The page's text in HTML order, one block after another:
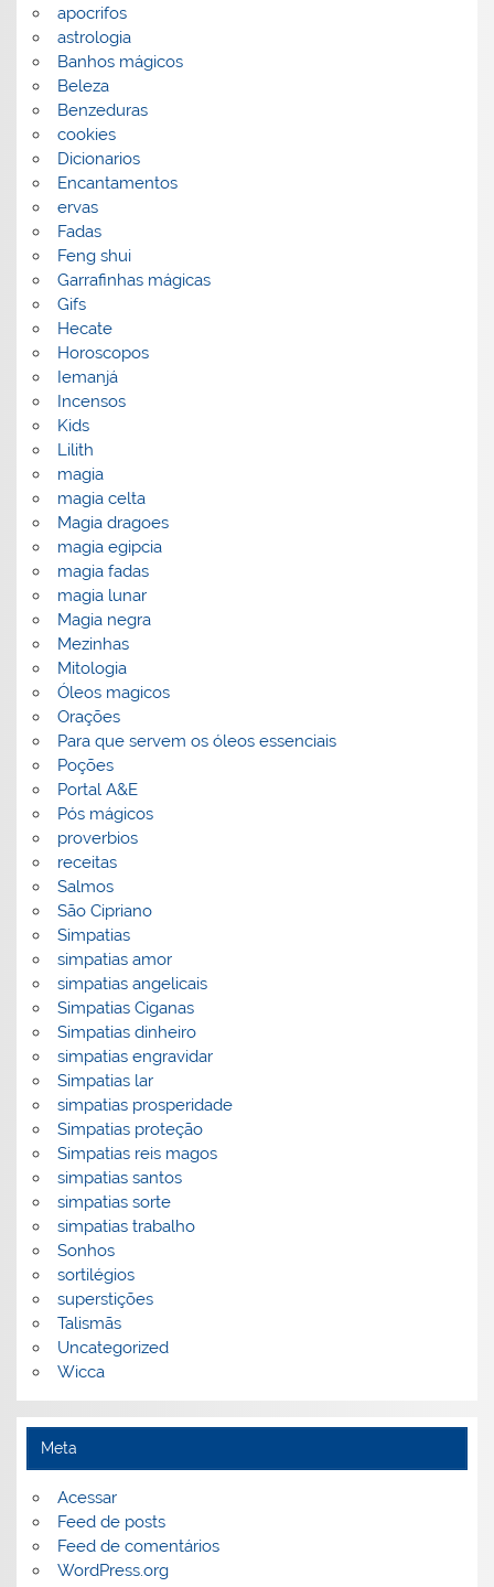
apocrifos
astrologia
Banhos mágicos
Beleza
Benzeduras
cookies
Dicionarios
Encantamentos
ervas
Fadas
Feng shui
Garrafinhas mágicas
Gifs
Hecate
Horoscopos
Iemanjá
Incensos
Kids
Lilith
magia
magia celta
Magia dragoes
magia egipcia
magia fadas
magia lunar
Magia negra
Mezinhas
Mitologia
Óleos magicos
Orações
Para que servem os óleos essenciais
Poções
Portal A&E
Pós mágicos
proverbios
receitas
Salmos
São Cipriano
Simpatias
simpatias amor
simpatias angelicais
Simpatias Ciganas
Simpatias dinheiro
simpatias engravidar
Simpatias lar
simpatias prosperidade
Simpatias proteção
Simpatias reis magos
simpatias santos
simpatias sorte
simpatias trabalho
Sonhos
sortilégios
superstições
Talismãs
Uncategorized
Wicca
Meta
Acessar
Feed de posts
Feed de comentários
WordPress.org